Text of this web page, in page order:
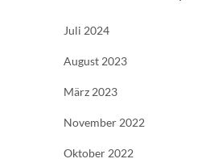
Juli 2024
August 2023
März 2023
November 2022
Oktober 2022